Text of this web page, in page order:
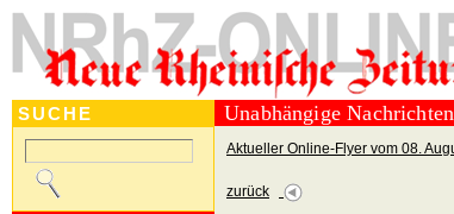
SUCHE Unabhängige
Aktueller Online-Flyer vom 08.
zurück